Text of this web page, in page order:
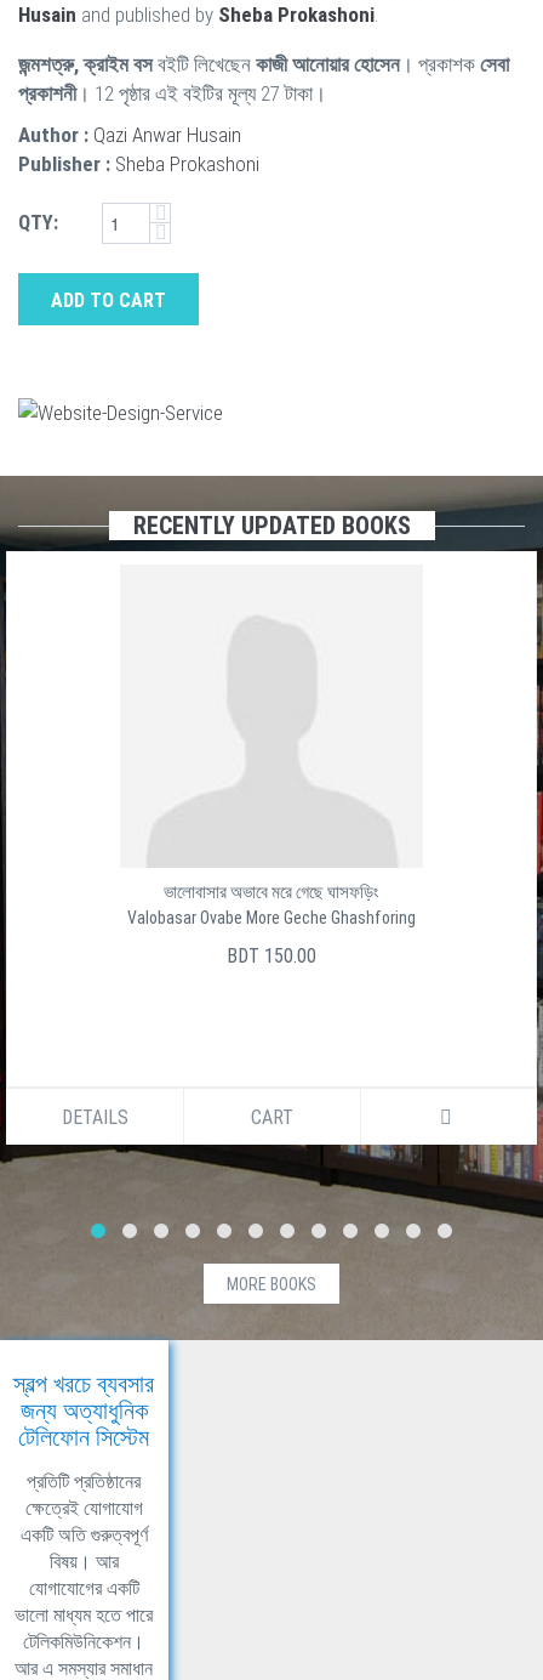
Husain and published by Sheba Prokashoni
জন্মশত্রু, ক্রাইম বসবইটি লিখেছেন কাজী আনোয়ার হোসেন। প্রকাশক সেবা
প্রকাশনী। 12 পৃষ্ঠার এই বইটির মূল্য 27 টাকা।
Author : Qazi Anwar Husain
Publisher : Sheba Prokashoni
QTY:
ADD TO CART
RECENTLY UPDATED BOOKS
ভালোবাসার অভাবে মরে গেছে ঘাসফড়িং
Valobasar Ovabe More Geche Ghashforing
BDT 150.00
DETAILS CART
MORE BOOKS
স্বল্প খরচে ব্যবসার
জন্য অত্যাধুনিক
টেলিফোন সিস্টেম
প্রতিটি প্রতিষ্ঠানের
ক্ষেত্রেই যোগাযোগ
একটি অতি গুরুত্বপূর্ণ
বিষয়। আর
যোগাযোগের একটি
ভালো মাধ্যম হতে পারে
টেলিকমিউনিকেশন।
আর এ সমস্যার সমাধান